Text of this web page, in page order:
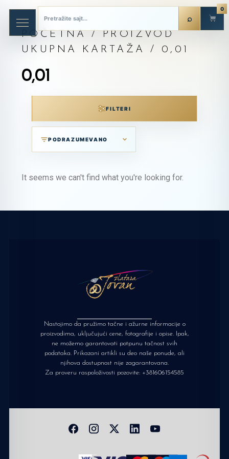
POČETNA
/ PROIZVOD
UKUPNA KARTAŽA / 0,01
0,01
FILTERI
It seems we can't find what you're looking for.
Nastojimo da pružimo tačne i ažurne informacije o
proizvodima, uključujući cene, fotografije i opise. Ipak,
ne možemo garantovati potpunu tačnost svih
podataka. Prikazani artikli su deo naše ponude, ali
njihova dostupnost nije zagarantovana.
Za proveru raspoloživosti pozovite: +381606154585
0